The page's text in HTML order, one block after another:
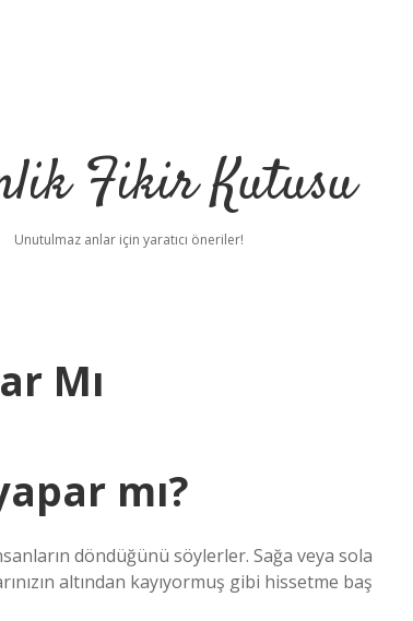
Fikir Kutusu
Unutulmaz anlar için yaratıcı öneriler!
Mı
mı?
döndüğünü söylerler. Sağa veya sola
altından kayıyormuş gibi hissetme baş